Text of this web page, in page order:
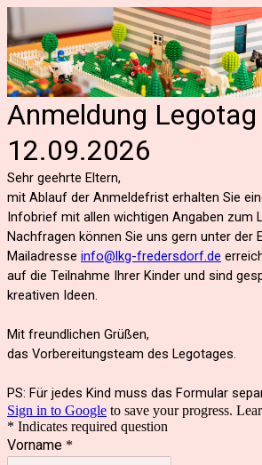
Anmeldung Legotag
12.09.2026
Sehr geehrte Eltern,
mit Ablauf der Anmeldefrist erhalten Sie
Infobrief mit allen wichtigen Angaben zum
Nachfragen können Sie uns gern unter der
Mailadresse info@lkg-fredersdorf.de
auf die Teilnahme Ihrer Kinder und sind
kreativen Ideen.
Mit freundlichen Grüßen,
das Vorbereitungsteam des Legotages.
PS: Für jedes Kind muss das Formular
Sign in to Google to save your progress.
* Indicates required question
Vorname *